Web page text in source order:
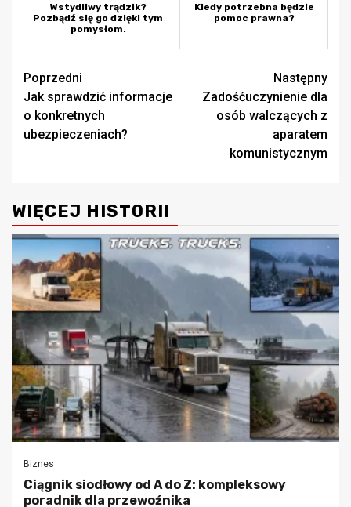
Wstydliwy trądzik?
Pozbądź się go dzięki tym
pomysłom.
Kiedy potrzebna będzie
pomoc prawna?
Zobacz
wpisy
Poprzedni
Jak sprawdzić informacje
o konkretnych
ubezpieczeniach?
Następny
Zadośćuczynienie dla
osób walczących z
aparatem
komunistycznym
WIĘCEJ HISTORII
Biznes
Ciągnik siodłowy od A do Z: kompleksowy
poradnik dla przewoźnika